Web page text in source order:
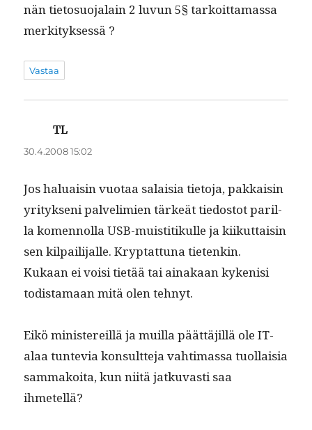
nän tieto­suo­jalain 2 luvun 5§ tarkoit­ta­mas­sa
merkityksessä ?
Vastaa
TL
30.4.2008 15:02
Jos halu­aisin vuo­taa salaisia tieto­ja, pakkaisin
yri­tyk­seni palve­lim­ien tärkeät tiedos­tot par­il­
la komen­nol­la USB-muis­ti­tikulle ja kiikut­taisin
sen kil­pail­i­jalle. Kryptat­tuna tietenkin.
Kukaan ei voisi tietää tai ainakaan kykenisi
todis­ta­maan mitä olen tehnyt.
Eikö min­is­tereil­lä ja muil­la päät­täjil­lä ole IT-
alaa tun­te­via kon­sult­te­ja vah­ti­mas­sa tuol­laisia
sam­makoi­ta, kun niitä jatku­vasti saa
ihmetellä?